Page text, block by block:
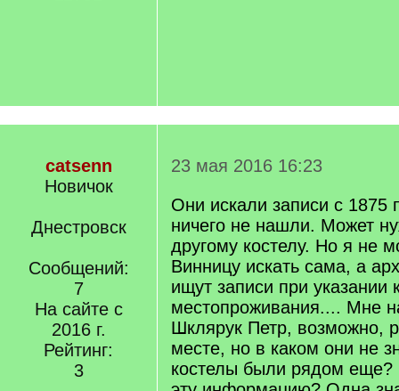
catsenn
Новичок
Днестровск
Сообщений:
7
На сайте с
2016 г.
Рейтинг:
3
23 мая 2016 16:23
Они искали записи с 1875
ничего не нашли. Может
другому костелу. Но я не
Винницу искать сама, а
ищут записи при указании
местопроживания.... Мне
Шклярук Петр, возможно,
месте, но в каком они не
костелы были рядом еще?